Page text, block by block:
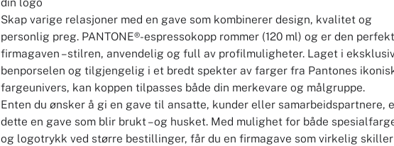
Skap varige relasjoner med en gave som kombinerer design, kvalitet og
personlig preg. PANTONE®-espressokopp rommer (120 ml) og er den
firmagaven – stilren, anvendelig og full av profilmuligheter. Laget i
benporselen og tilgjengelig i et bredt spekter av farger fra Pantones
fargeunivers, kan koppen tilpasses både din merkevare og målgruppe.
Enten du ønsker å gi en gave til ansatte, kunder eller samarbeidspartnere,
dette en gave som blir brukt – og husket. Med mulighet for både
og logotrykk ved større bestillinger, får du en firmagave som virkelig skiller